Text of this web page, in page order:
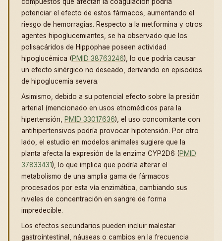
compuestos que afectan la coagulación podría
potenciar el efecto de estos fármacos, aumentando el
riesgo de hemorragias. Respecto a la metformina y otros
agentes hipoglucemiantes, se ha observado que los
polisacáridos de Hippophae poseen actividad
hipoglucémica (PMID 38763246), lo que podría causar
un efecto sinérgico no deseado, derivando en episodios
de hipoglucemia severa.
Asimismo, debido a su potencial efecto sobre la presión
arterial (mencionado en usos etnomédicos para la
hipertensión, PMID 33017636), el uso concomitante con
antihipertensivos podría provocar hipotensión. Por otro
lado, el estudio en modelos animales sugiere que la
planta afecta la expresión de la enzima CYP2D6 (PMID
37833431), lo que implica que podría alterar el
metabolismo de una amplia gama de fármacos
procesados por esta vía enzimática, cambiando sus
niveles de concentración en sangre de forma
impredecible.
Los efectos secundarios pueden incluir malestar
gastrointestinal, náuseas o cambios en la frecuencia